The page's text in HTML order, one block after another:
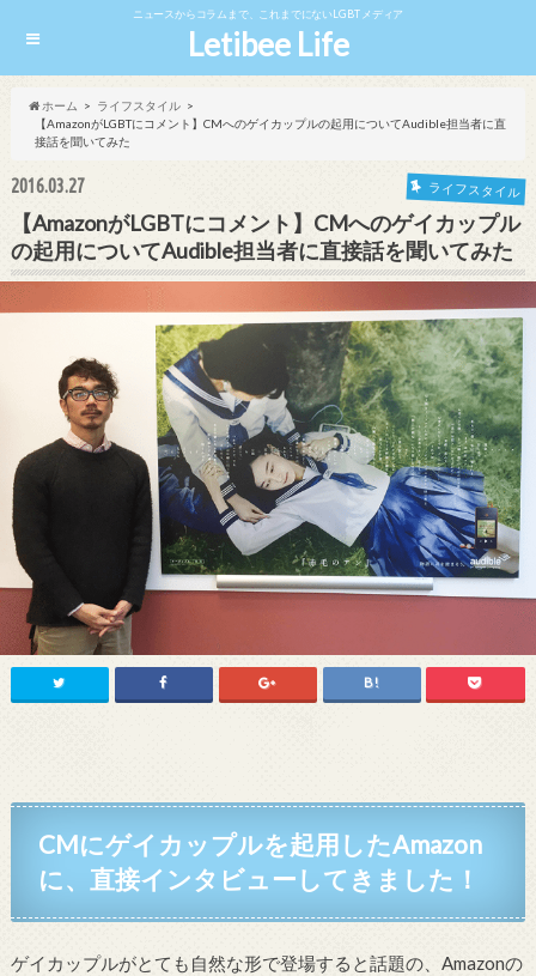
ニュースからコラムまで、これまでにないLGBTメディア
Letibee Life
ホーム
ライフスタイル
【AmazonがLGBTにコメント】CMへのゲイカップルの起用についてAudible担当者に直
接話を聞いてみた
2016.03.27 ライフスタイル
【AmazonがLGBTにコメント】CMへのゲイカップル
の起用についてAudible担当者に直接話を聞いてみた
CMにゲイカップルを起用したAmazon
に、直接インタビューしてきました！
ゲイカップルがとても自然な形で登場すると話題の、Amazonの